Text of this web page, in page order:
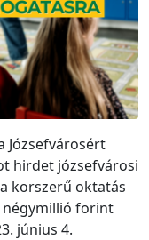
Józsefvárosért
hirdet józsefvárosi
korszerű oktatás
négymillió forint
június 4.